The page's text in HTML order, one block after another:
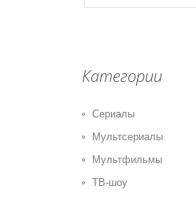
Категории
Сериалы
Мультсериалы
Мультфильмы
ТВ-шоу